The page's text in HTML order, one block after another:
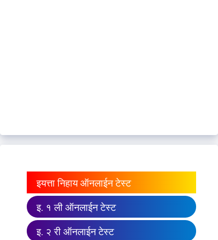
इयत्ता निहाय ऑनलाईन टेस्ट
इ. १ ली ऑनलाईन टेस्ट
इ. २ री ऑनलाईन टेस्ट